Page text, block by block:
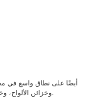
وخزائن الألواح، وخزانة الملابس، والديكور الداخلي، وما إلى ذلك.